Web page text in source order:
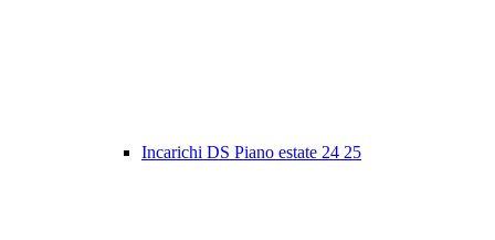
Incarichi DS Piano estate 24 25